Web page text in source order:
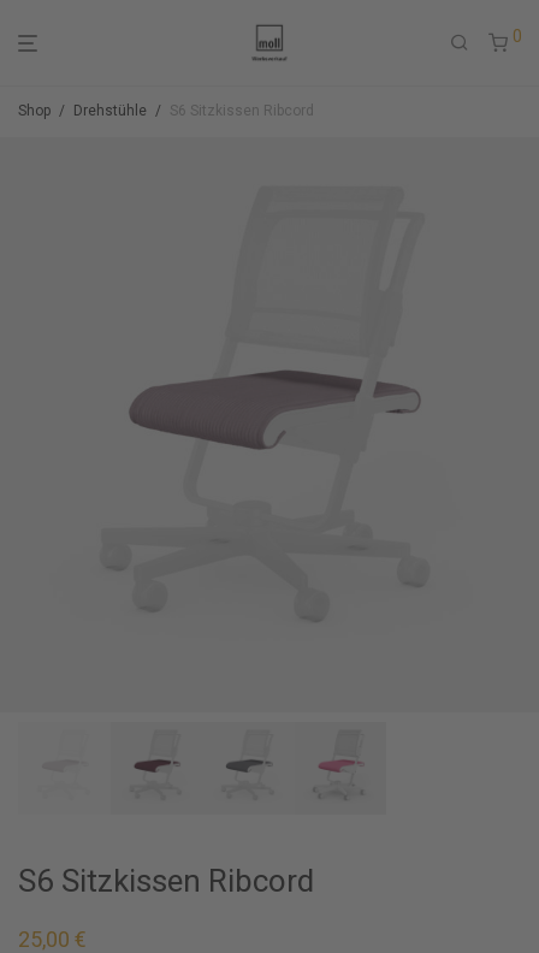
0
Shop / Drehstühle / S6 Sitzkissen Ribcord
S6 Sitzkissen Ribcord
25,00 €